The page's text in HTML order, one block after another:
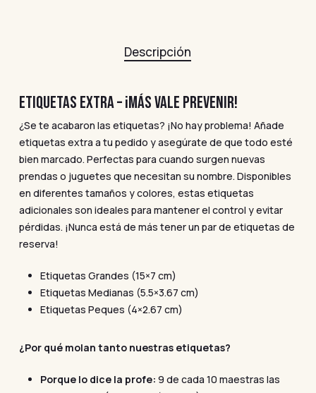
Descripción
ETIQUETAS EXTRA – ¡MÁS VALE PREVENIR!
¿Se te acabaron las etiquetas? ¡No hay problema! Añade
etiquetas extra a tu pedido y asegúrate de que todo esté
bien marcado. Perfectas para cuando surgen nuevas
prendas o juguetes que necesitan su nombre. Disponibles
en diferentes tamaños y colores, estas etiquetas
adicionales son ideales para mantener el control y evitar
pérdidas. ¡Nunca está de más tener un par de etiquetas de
reserva!
Etiquetas Grandes (15×7 cm)
Etiquetas Medianas (5.5×3.67 cm)
Etiquetas Peques (4×2.67 cm)
¿Por qué molan tanto nuestras etiquetas?
Porque lo dice la profe: 9 de cada 10 maestras las